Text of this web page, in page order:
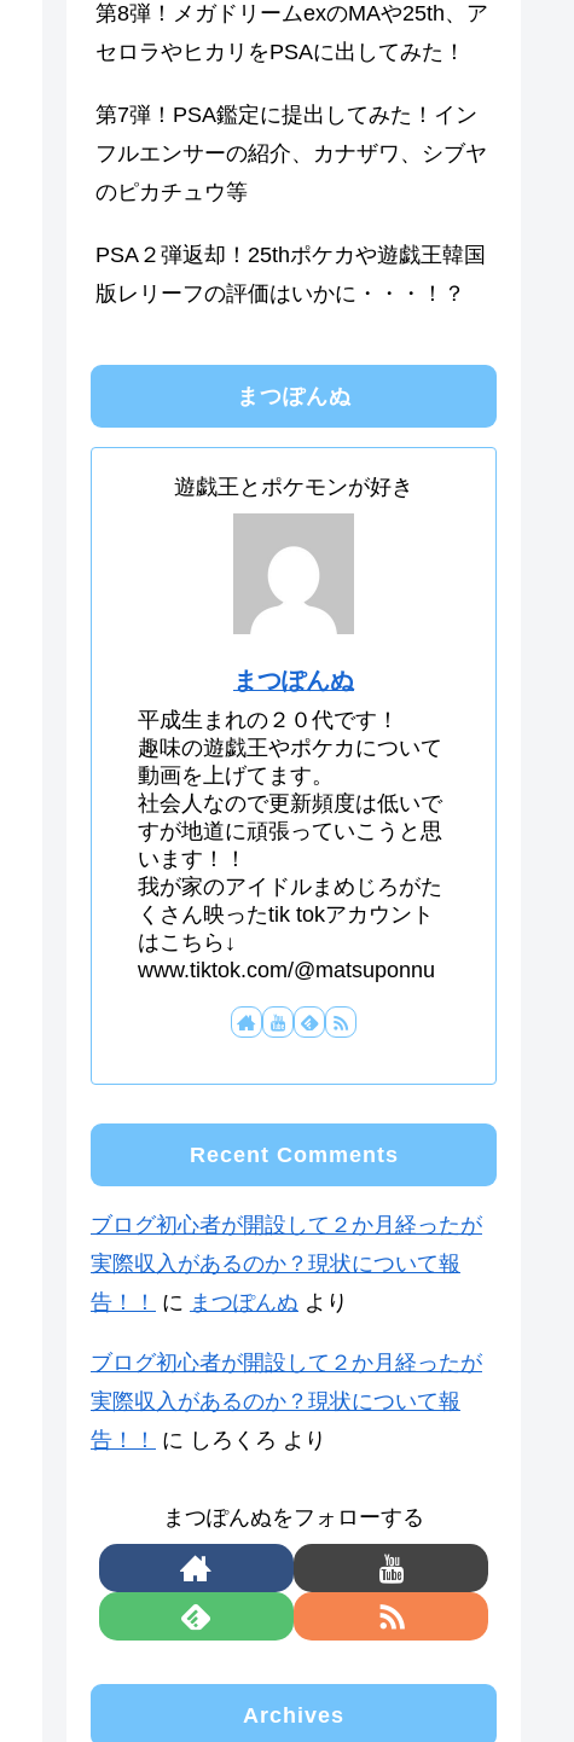
第8弾！メガドリームexのMAや25th、ア
セロラやヒカリをPSAに出してみた！
第7弾！PSA鑑定に提出してみた！イン
フルエンサーの紹介、カナザワ、シブヤ
のピカチュウ等
PSA２弾返却！25thポケカや遊戯王韓国
版レリーフの評価はいかに・・・！？
まつぽんぬ
遊戯王とポケモンが好き
まつぽんぬ
平成生まれの２０代です！
趣味の遊戯王やポケカについて
動画を上げてます。
社会人なので更新頻度は低いで
すが地道に頑張っていこうと思
います！！
我が家のアイドルまめじろがた
くさん映ったtik tokアカウント
はこちら↓
www.tiktok.com/@matsuponnu
Recent Comments
ブログ初心者が開設して２か月経ったが
実際収入があるのか？現状について報
告！！
に まつぽんぬ より
ブログ初心者が開設して２か月経ったが
実際収入があるのか？現状について報
告！！
に しろくろ より
まつぽんぬをフォローする
Archives